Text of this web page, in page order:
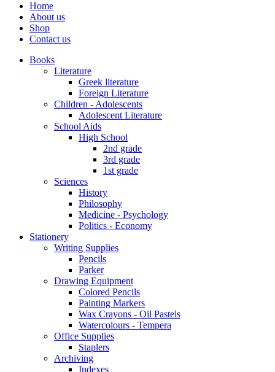
Home
About us
Shop
Contact us
Books
Literature
Greek literature
Foreign Literature
Children - Adolescents
Adolescent Literature
School Aids
High School
2nd grade
3rd grade
1st grade
Sciences
History
Philosophy
Medicine - Psychology
Politics - Economy
Stationery
Writing Supplies
Pencils
Parker
Drawing Equipment
Colored Pencils
Painting Markers
Wax Crayons - Oil Pastels
Watercolours - Tempera
Office Supplies
Staplers
Archiving
Indexes